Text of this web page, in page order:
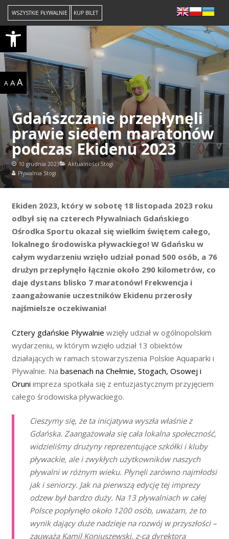
Open toolbar
WSZYSTKIE PŁYWALNIE KUP BILET
A A A
Gdańszczanie przepłynęli
prawie siedem maratonów
podczas Ekidenu 2023
10 grudnia 2023
Aktualności Stogi
Pływalnia Stogi
Ekiden 2023, który w sobotę 18 listopada 2023 roku
odbył się na czterech Pływalniach Gdańskiego
Ośrodka Sportu okazał się wielkim świętem całego,
lokalnego środowiska pływackiego! W Gdańsku w
całym wydarzeniu wzięło udział ponad 500 osób, a 76
drużyn przepłynęło łącznie około 290 kilometrów, co
daje dystans blisko 7 maratonów! Frekwencja i
zaangażowanie uczestników Ekidenu przerosły
najśmielsze oczekiwania!
Cztery gdańskie Pływalnie wzięły udział w ogólnopolskim
wydarzeniu, w którym wzięło udział 13 obiektów
działających w ramach stowarzyszenia Polskie Aquaparki i
Pływalnie. Na basenach na Chełmie, Stogach, Osowej i
Oruni impreza spotkała się z entuzjastycznym przyjęciem
całego środowiska pływackiego.
Cieszymy się, że ta inicjatywa wyszła właśnie z
Gdańska. Zaangażowała się cała lokalna społeczność,
widzieliśmy drużyny reprezentujące szkółki i kluby
pływackie, ale i zwykłych użytkowników naszych
pływalni w różnym wieku. Płynęli zarówno najmłodsi
jak i seniorzy. Jak na pierwszą edycję tej imprezy
odzew był bardzo duży. Na 13 pływalniach w całej
Polsce popłynęło około 1200 osób, uważam, że to
wynik dający duże nadzieje na rozwój w przyszłości –
zauważa Kamil Koniuszewski, z-ca dyrektora